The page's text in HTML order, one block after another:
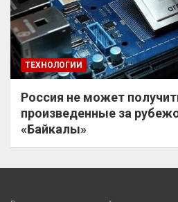
ТЕХНОЛОГИИ
Россия не может
произведенные за
«Байкалы»